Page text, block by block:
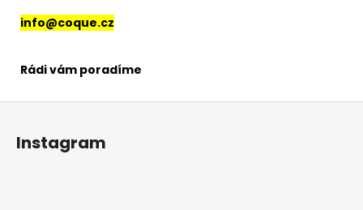
info@coque.cz
Rádi vám poradíme
Z
Instagram